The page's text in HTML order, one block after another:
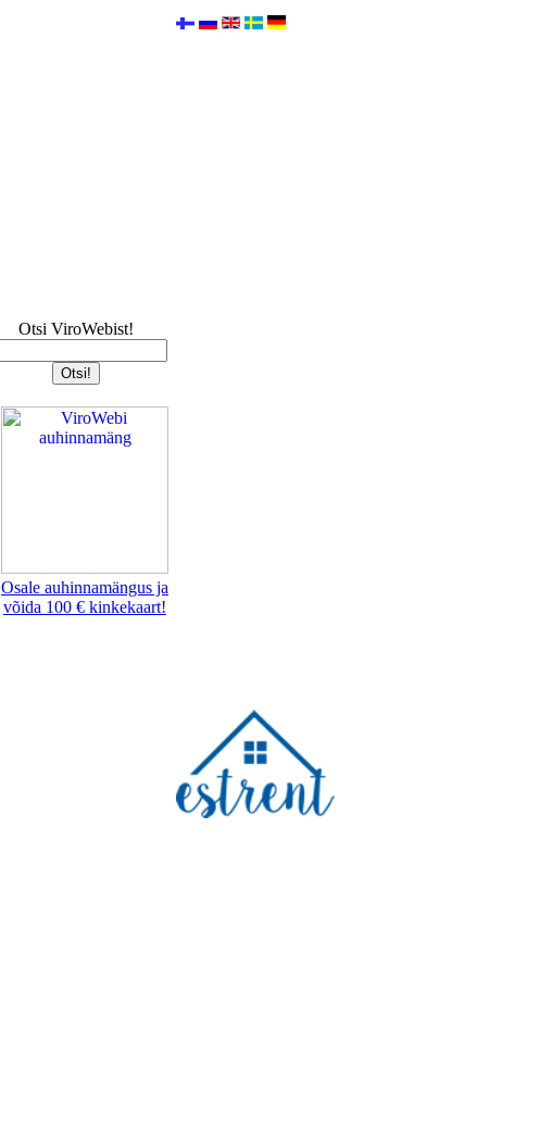
Otsi ViroWebist!
Osale auhinnamängus ja
võida 100 € kinkekaart!